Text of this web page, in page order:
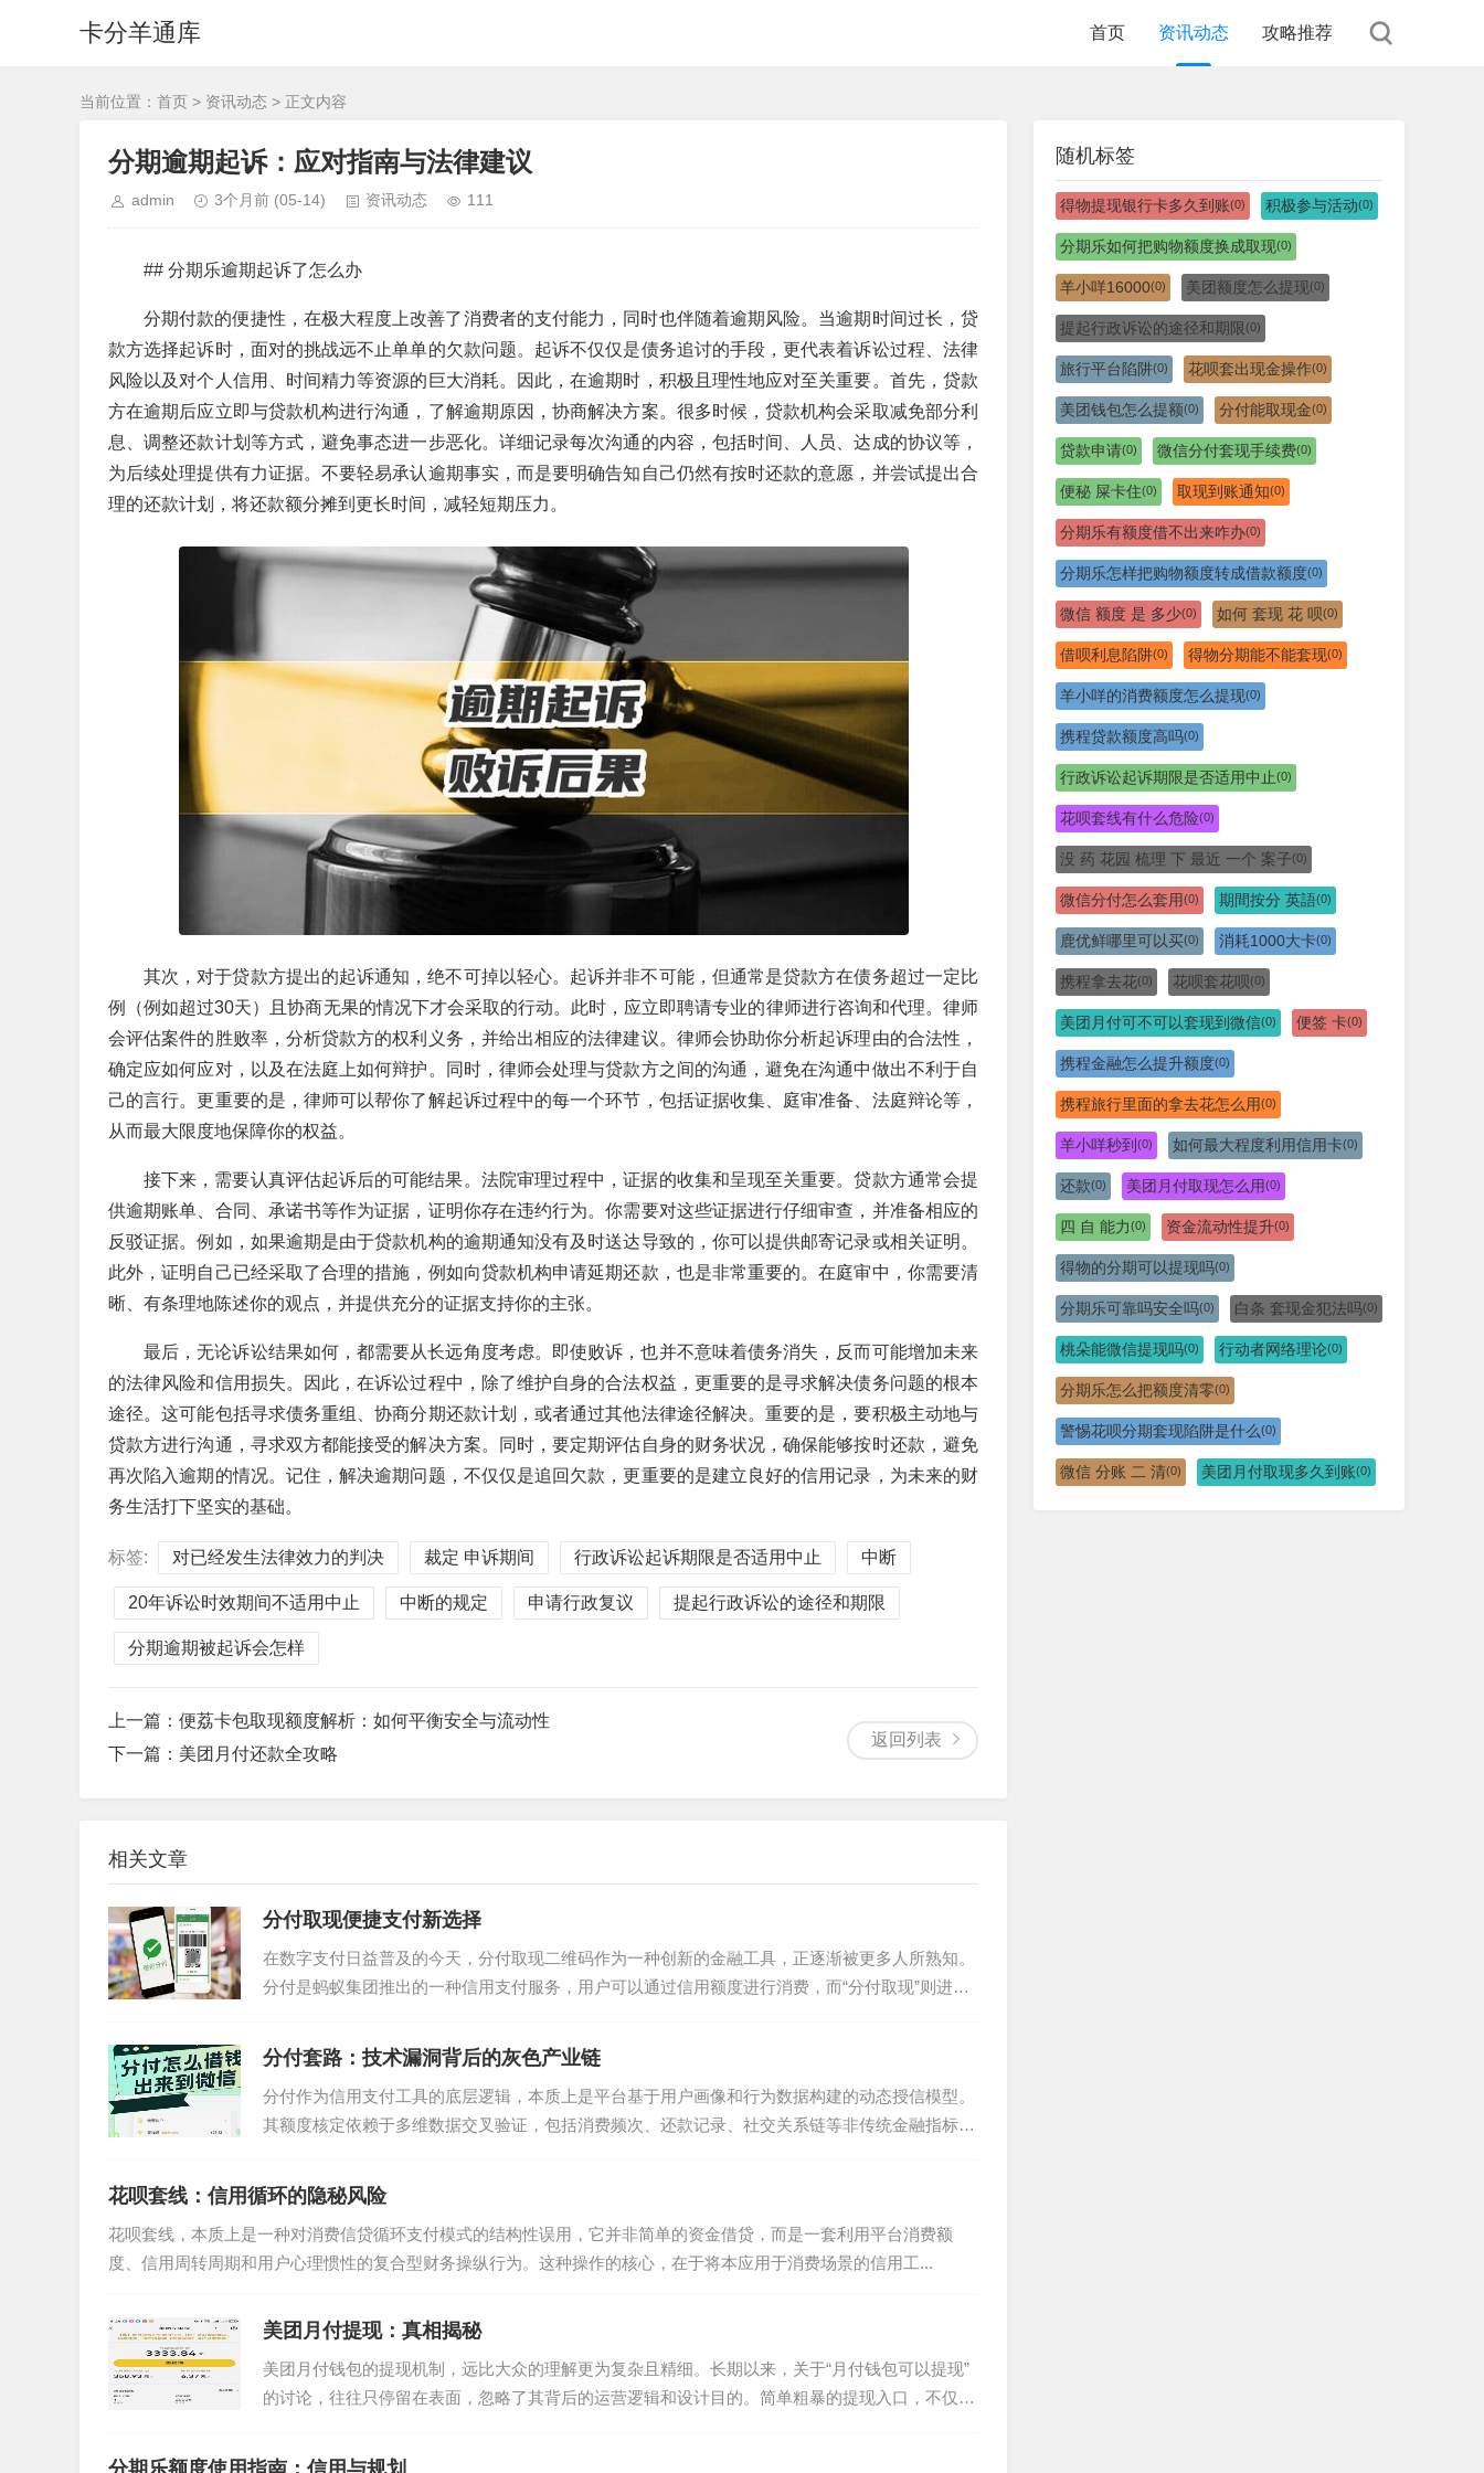
卡分羊通库 首页 资讯动态 攻略推荐
当前位置： 首页 > 资讯动态 > 正文内容
分期逾期起诉：应对指南与法律建议
admin 3个月前 (05-14) 资讯动态 111
## 分期乐逾期起诉了怎么办
分期付款的便捷性，在极大程度上改善了消费者的支付能力，同时也伴随着逾期风险。当逾期时间过长，贷
款方选择起诉时，面对的挑战远不止单单的欠款问题。起诉不仅仅是债务追讨的手段，更代表着诉讼过程、法律
风险以及对个人信用、时间精力等资源的巨大消耗。因此，在逾期时，积极且理性地应对至关重要。首先，贷款
方在逾期后应立即与贷款机构进行沟通，了解逾期原因，协商解决方案。很多时候，贷款机构会采取减免部分利
息、调整还款计划等方式，避免事态进一步恶化。详细记录每次沟通的内容，包括时间、人员、达成的协议等，
为后续处理提供有力证据。不要轻易承认逾期事实，而是要明确告知自己仍然有按时还款的意愿，并尝试提出合
理的还款计划，将还款额分摊到更长时间，减轻短期压力。
其次，对于贷款方提出的起诉通知，绝不可掉以轻心。起诉并非不可能，但通常是贷款方在债务超过一定比
例（例如超过30天）且协商无果的情况下才会采取的行动。此时，应立即聘请专业的律师进行咨询和代理。律师
会评估案件的胜败率，分析贷款方的权利义务，并给出相应的法律建议。律师会协助你分析起诉理由的合法性，
确定应如何应对，以及在法庭上如何辩护。同时，律师会处理与贷款方之间的沟通，避免在沟通中做出不利于自
己的言行。更重要的是，律师可以帮你了解起诉过程中的每一个环节，包括证据收集、庭审准备、法庭辩论等，
从而最大限度地保障你的权益。
接下来，需要认真评估起诉后的可能结果。法院审理过程中，证据的收集和呈现至关重要。贷款方通常会提
供逾期账单、合同、承诺书等作为证据，证明你存在违约行为。你需要对这些证据进行仔细审查，并准备相应的
反驳证据。例如，如果逾期是由于贷款机构的逾期通知没有及时送达导致的，你可以提供邮寄记录或相关证明。
此外，证明自己已经采取了合理的措施，例如向贷款机构申请延期还款，也是非常重要的。在庭审中，你需要清
晰、有条理地陈述你的观点，并提供充分的证据支持你的主张。
最后，无论诉讼结果如何，都需要从长远角度考虑。即使败诉，也并不意味着债务消失，反而可能增加未来
的法律风险和信用损失。因此，在诉讼过程中，除了维护自身的合法权益，更重要的是寻求解决债务问题的根本
途径。这可能包括寻求债务重组、协商分期还款计划，或者通过其他法律途径解决。重要的是，要积极主动地与
贷款方进行沟通，寻求双方都能接受的解决方案。同时，要定期评估自身的财务状况，确保能够按时还款，避免
再次陷入逾期的情况。记住，解决逾期问题，不仅仅是追回欠款，更重要的是建立良好的信用记录，为未来的财
务生活打下坚实的基础。
标签: 对已经发生法律效力的判决 裁定 申诉期间 行政诉讼起诉期限是否适用中止 中断
20年诉讼时效期间不适用中止 中断的规定 申请行政复议 提起行政诉讼的途径和期限
分期逾期被起诉会怎样
返回列表
上一篇： 便荔卡包取现额度解析：如何平衡安全与流动性
下一篇： 美团月付还款全攻略
相关文章
分付取现便捷支付新选择
在数字支付日益普及的今天，分付取现二维码作为一种创新的金融工具，正逐渐被更多人所熟知。
分付是蚂蚁集团推出的一种信用支付服务，用户可以通过信用额度进行消费，而“分付取现”则进一
分付套路：技术漏洞背后的灰色产业链
分付作为信用支付工具的底层逻辑，本质上是平台基于用户画像和行为数据构建的动态授信模型。
其额度核定依赖于多维数据交叉验证，包括消费频次、还款记录、社交关系链等非传统金融指标。
花呗套线：信用循环的隐秘风险
花呗套线，本质上是一种对消费信贷循环支付模式的结构性误用，它并非简单的资金借贷，而是一套利用平台消费额
度、信用周转周期和用户心理惯性的复合型财务操纵行为。这种操作的核心，在于将本应用于消费场景的信用工...
美团月付提现：真相揭秘
美团月付钱包的提现机制，远比大众的理解更为复杂且精细。长期以来，关于“月付钱包可以提现”
的讨论，往往只停留在表面，忽略了其背后的运营逻辑和设计目的。简单粗暴的提现入口，不仅不
分期乐额度使用指南：信用与规划
随机标签
得物提现银行卡多久到账(0) 积极参与活动(0)
分期乐如何把购物额度换成取现(0)
羊小咩16000(0) 美团额度怎么提现(0)
提起行政诉讼的途径和期限 (0)
旅行平台陷阱(0) 花呗套出现金操作(0)
美团钱包怎么提额(0) 分付能取现金(0)
贷款申请(0) 微信分付套现手续费(0)
便秘 屎卡住(0) 取现到账通知(0)
分期乐有额度借不出来咋办(0)
分期乐怎样把购物额度转成借款额度(0)
微信 额度 是 多少(0) 如何 套现 花 呗(0)
借呗利息陷阱(0) 得物分期能不能套现(0)
羊小咩的消费额度怎么提现(0)
携程贷款额度高吗(0)
行政诉讼起诉期限是否适用中止(0)
花呗套线有什么危险(0)
没 药 花园 梳理 下 最近 一个 案子(0)
微信分付怎么套用(0) 期間按分 英語(0)
鹿优鲜哪里可以买(0) 消耗1000大卡(0)
携程拿去花(0) 花呗套花呗(0)
美团月付可不可以套现到微信(0) 便签 卡(0)
携程金融怎么提升额度(0)
携程旅行里面的拿去花怎么用(0)
羊小咩秒到 (0) 如何最大程度利用信用卡(0)
还款(0) 美团月付取现怎么用(0)
四 自 能力(0) 资金流动性提升(0)
得物的分期可以提现吗(0)
分期乐可靠吗安全吗(0) 白条 套现金犯法吗(0)
桃朵能微信提现吗(0) 行动者网络理论(0)
分期乐怎么把额度清零(0)
警惕花呗分期套现陷阱是什么(0)
微信 分账 二 清(0) 美团月付取现多久到账(0)